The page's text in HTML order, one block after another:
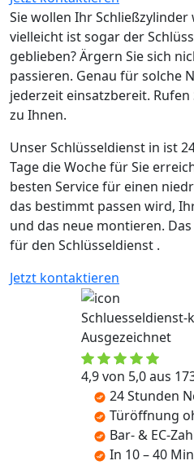
Sie wollen Ihr Schließzylinder
vielleicht ist sogar der
geblieben? Ärgern Sie sich
passieren. Genau für solche
jederzeit einsatzbereit.
zu Ihnen.
Unser Schlüsseldienst in ist
Tage die Woche für Sie
besten Service für einen
das bestimmt passen wird,
und das neue montieren.
für den Schlüsseldienst .
Jetzt kontaktieren
Schluesseldienst-
Ausgezeichnet
4,9 von 5,0 aus
24 Stunden
Türöffnung
Bar- & EC-
In 10 – 40